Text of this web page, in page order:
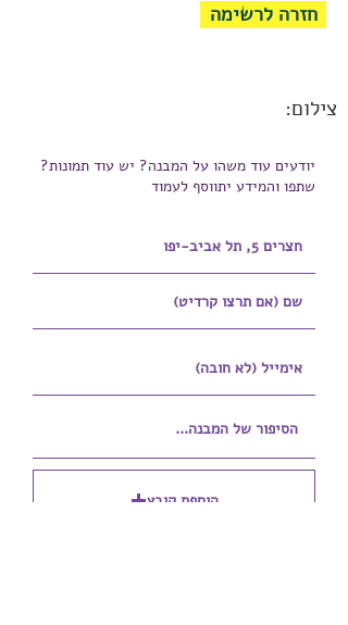
חזרה לרשימה
צילום:
יודעים עוד משהו על המבנה? יש עוד תמונות?
שתפו והמידע יתווסף לעמוד
הוספת קובץ